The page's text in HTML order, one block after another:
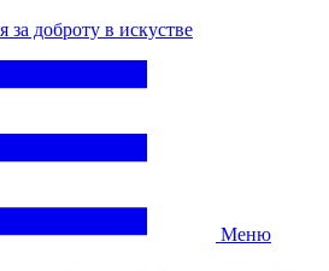
доброту в искустве
Меню